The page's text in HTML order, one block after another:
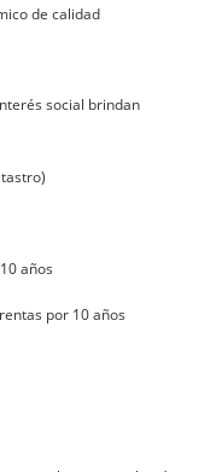
de calidad
social brindan
años
por 10 años